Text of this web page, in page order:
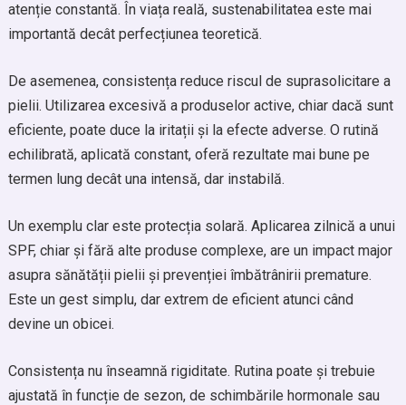
atenție constantă. În viața reală, sustenabilitatea este mai
importantă decât perfecțiunea teoretică.
De asemenea, consistența reduce riscul de suprasolicitare a
pielii. Utilizarea excesivă a produselor active, chiar dacă sunt
eficiente, poate duce la iritații și la efecte adverse. O rutină
echilibrată, aplicată constant, oferă rezultate mai bune pe
termen lung decât una intensă, dar instabilă.
Un exemplu clar este protecția solară. Aplicarea zilnică a unui
SPF, chiar și fără alte produse complexe, are un impact major
asupra sănătății pielii și prevenției îmbătrânirii premature.
Este un gest simplu, dar extrem de eficient atunci când
devine un obicei.
Consistența nu înseamnă rigiditate. Rutina poate și trebuie
ajustată în funcție de sezon, de schimbările hormonale sau